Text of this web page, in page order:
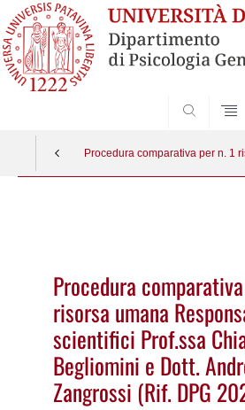
Procedura comparativa per n. 1
Procedura
risorsa umana
scientifici Prof.ssa
Begliomini e Dott.
Zangrossi (Rif. DPG